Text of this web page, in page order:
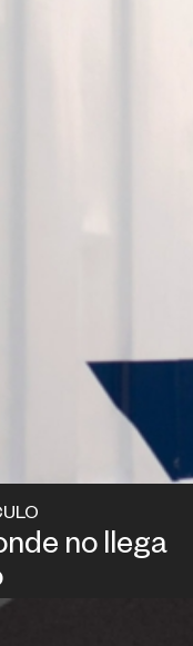
no llega